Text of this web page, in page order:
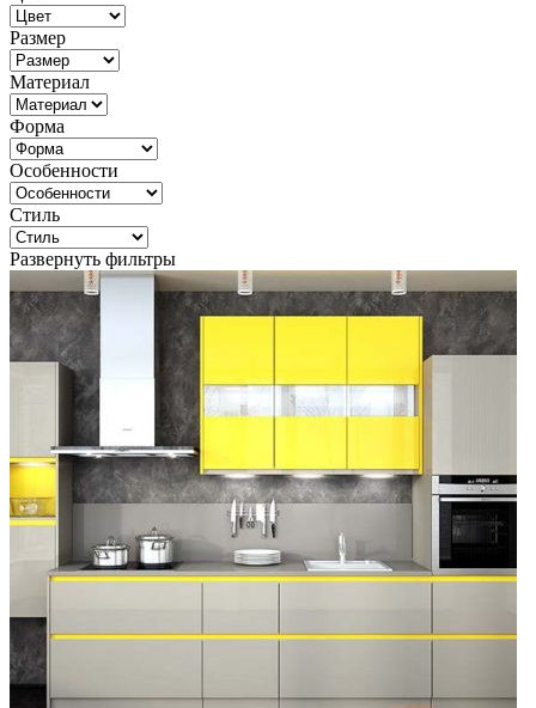
Размер
Материал
Форма
Особенности
Стиль
Развернуть фильтры